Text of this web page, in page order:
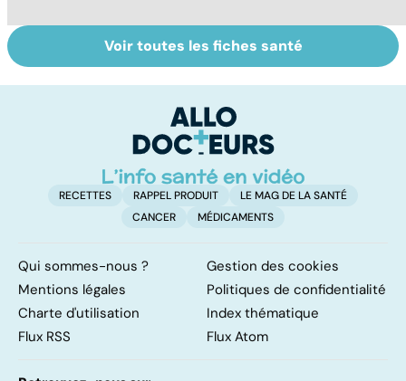
Le café : une
mine d'or pour
Tout savoir sur
les infections
Voir toutes les fiches santé
RECETTES RAPPEL PRODUIT
LE MAG DE LA SANTÉ
CANCER
MÉDICAMENTS
Qui sommes-nous ?
Gestion des cookies
Mentions légales
Politiques de confidentialité
Charte d'utilisation
Index thématique
Flux RSS
Flux Atom